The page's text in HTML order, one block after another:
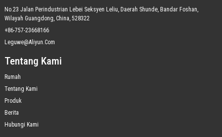
No.23 Jalan Perindustrian Lebei Seksyen Leliu, Daerah Shunde, Bandar Foshan,
Wilayah Guangdong, China, 528322
+86-757-23668166
Leguwe@aliyun.com
Tentang Kami
Rumah
Tentang Kami
Produk
Berita
Hubungi Kami